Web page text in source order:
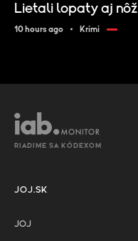
Lietali lopaty aj nôž
10 hours ago Krimi
RIADIME SA KÓDEXOM
JOJ.SK
JOJ